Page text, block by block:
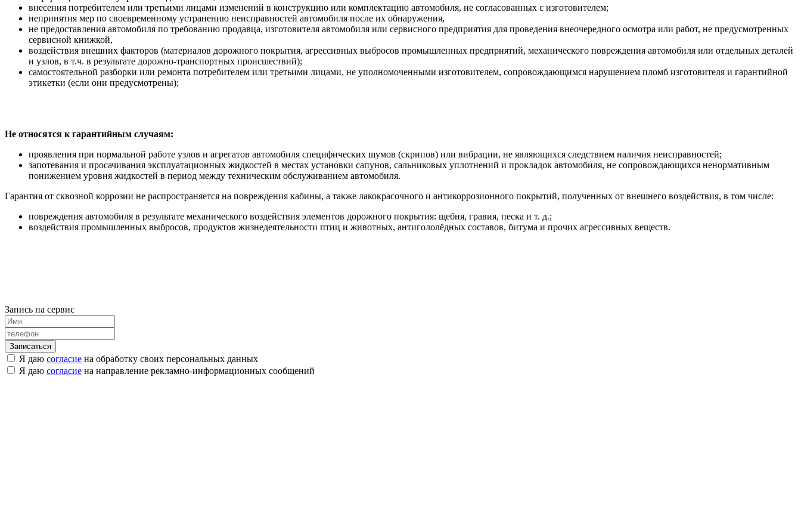
внесения потребителем или третьими лицами изменений в конструкцию или комплектацию автомобиля, не согласованных с изготовителем;
непринятия мер по своевременному устранению неисправностей автомобиля после их обнаружения,
не предоставления автомобиля по требованию продавца, изготовителя автомобиля или сервисного предприятия для проведения внеочередного осмотра или работ, не предусмотренных
сервисной книжкой,
воздействия внешних факторов (материалов дорожного покрытия, агрессивных выбросов промышленных предприятий, механического повреждения автомобиля или отдельных деталей
и узлов, в т.ч. в результате дорожно-транспортных происшествий);
самостоятельной разборки или ремонта потребителем или третьими лицами, не уполномоченными изготовителем, сопровождающимся нарушением пломб изготовителя и гарантийной
этикетки (если они предусмотрены);
Не относятся к гарантийным случаям:
проявления при нормальной работе узлов и агрегатов автомобиля специфических шумов (скрипов) или вибрации, не являющихся следствием наличия неисправностей;
запотевания и просачивания эксплуатационных жидкостей в местах установки сапунов, сальниковых уплотнений и прокладок автомобиля, не сопровождающихся ненормативным
понижением уровня жидкостей в период между техническим обслуживанием автомобиля.
Гарантия от сквозной коррозии не распространяется на повреждения кабины, а также лакокрасочного и антикоррозионного покрытий, полученных от внешнего воздействия, в том числе:
повреждения автомобиля в результате механического воздействия элементов дорожного покрытия: щебня, гравия, песка и т. д.;
воздействия промышленных выбросов, продуктов жизнедеятельности птиц и животных, антигололёдных составов, битума и прочих агрессивных веществ.
Запись на сервис
Я даю согласие на обработку своих персональных данных
Я даю согласие на направление рекламно-информационных сообщений